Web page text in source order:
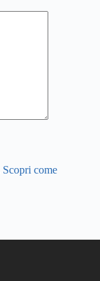
Scopri come